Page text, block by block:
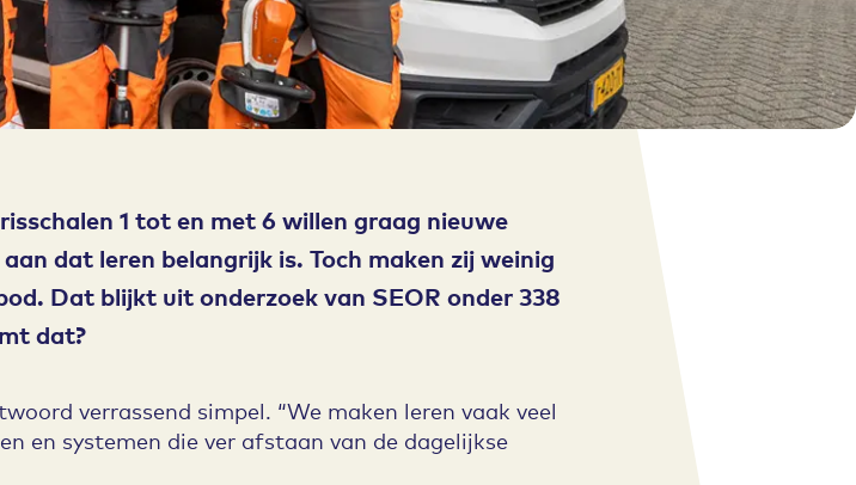
1 tot en met 6 willen graag nieuwe
dat leren belangrijk is. Toch maken zij weinig
Dat blijkt uit onderzoek van SEOR onder 338
dat?
verrassend simpel. “We maken leren vaak veel
en systemen die ver afstaan van de dagelijkse